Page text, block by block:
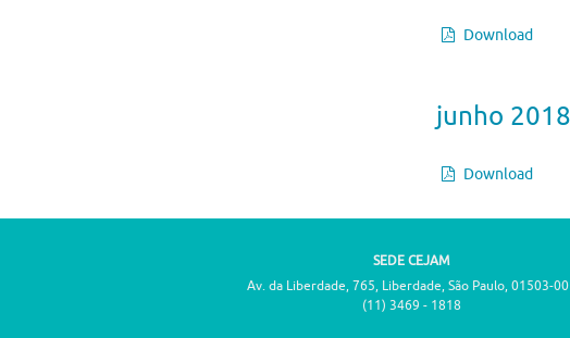
Download
junho 2018
Download
SEDE CEJAM
Av. da Liberdade, 765, Liberdade, São Paulo, 01503-
(11) 3469 - 1818